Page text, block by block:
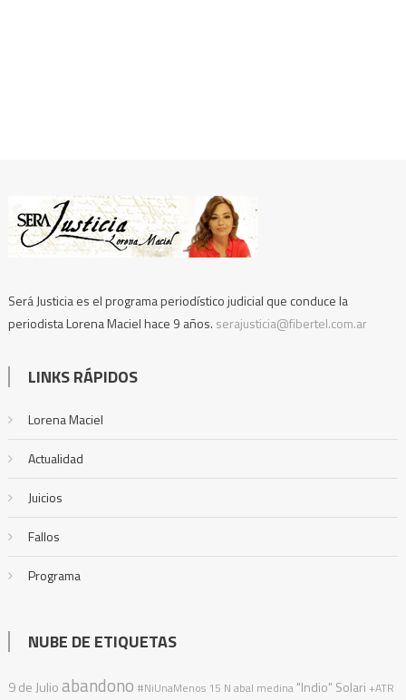
Será Justicia es el programa periodístico judicial que conduce la
periodista Lorena Maciel hace 9 años. serajusticia@fibertel.com.ar
LINKS RÁPIDOS
Lorena Maciel
Actualidad
Juicios
Fallos
Programa
NUBE DE ETIQUETAS
9 de Julioabandono #NiUnaMenos 15 N abal medina "Indio" Solari +ATR